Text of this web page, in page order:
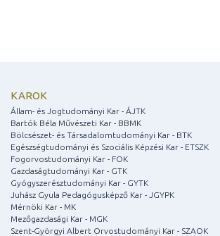
KAROK
Állam- és Jogtudományi Kar - ÁJTK
Bartók Béla Művészeti Kar - BBMK
Bölcsészet- és Társadalomtudományi Kar - BTK
Egészségtudományi és Szociális Képzési Kar - ETSZK
Fogorvostudományi Kar - FOK
Gazdaságtudományi Kar - GTK
Gyógyszerésztudományi Kar - GYTK
Juhász Gyula Pedagógusképző Kar - JGYPK
Mérnöki Kar - MK
Mezőgazdasági Kar - MGK
Szent-Györgyi Albert Orvostudományi Kar - SZAOK